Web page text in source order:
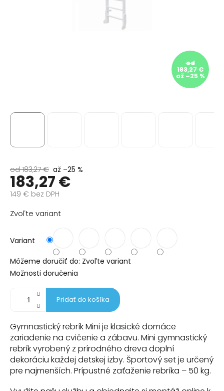
od
183,27 €
až –25 %
od 183,27 € až –25 %
183,27 €
149 € bez DPH
Jednotková
cena:
Zvoľte variant
Variant
Môžeme doručiť do: Zvoľte variant
Možnosti doručenia
Pridať do košíka
Gymnastický rebrík Mini je klasické domáce
zariadenie na cvičenie a zábavu. Mini gymnastický
rebrík vyrobený z prírodného dreva doplní
dekoráciu každej detskej izby. Športový set je určený
pre najmenších. Prípustné zaťaženie rebríka – 50 kg.